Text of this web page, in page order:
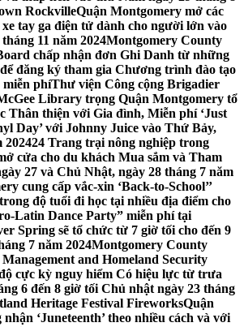
RockvilleQuận Montgomery mở các
tay ga điện tử dành cho người lớn vào
11 năm 2024Montgomery County
chấp nhận đơn Ghi Danh từ những
đăng ký tham gia Chương trình đào tạo
miễn phíThư viện Công cộng Brigadier
Library trọng Quận Montgomery tổ
Thân thiện với Gia đình, Miễn phí ‘Just
Day’ với Johnny Juice vào Thứ Bảy,
202424 Trang trại nông nghiệp trong
cửa cho du khách Mua sắm và Tham
27 và Chủ Nhật, ngày 28 tháng 7 năm
cung cấp vắc-xin ‘Back-to-School’’
độ tuổi đi học tại nhiều địa điểm cho
Latin Dance Party” miễn phí tại
Spring sẽ tổ chức từ 7 giờ tối cho đến 9
7 năm 2024Montgomery County
and Homeland Security
cực kỳ nguy hiểm Có hiệu lực từ trưa
6 đến 8 giờ tối Chủ nhật ngày 23 tháng
Heritage Festival FireworksQuận
‘Juneteenth’ theo nhiều cách và với